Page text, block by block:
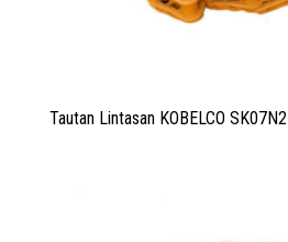
Tautan Lintasan KOBELCO SK07N2